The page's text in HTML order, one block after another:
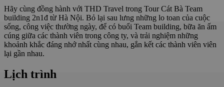
Hãy cùng đồng hành với THD Travel trong Tour Cát Bà Team
building 2n1đ từ Hà Nội. Bỏ lại sau lưng những lo toan của cuộc
sống, công việc thường ngày, để có buổi Team building, bữa ăn ấm
cúng giữa các thành viên trong công ty, và trải nghiệm những
khoảnh khắc đáng nhớ nhất cùng nhau, gắn kết các thành viên viên
lại gần nhau.
Lịch trình